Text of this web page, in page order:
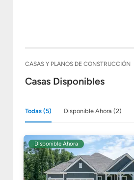
CASAS Y PLANOS DE CONSTRUCCIÓN
Casas Disponibles
Todas (5) Disponible Ahora (2)
Disponible Ahora